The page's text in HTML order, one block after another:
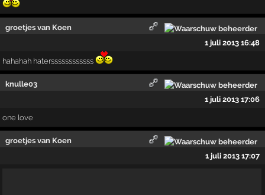
groetjes van Koen
1 juli 2013 16:48
hahahah haterssssssssssss
knulle03
1 juli 2013 17:06
one love
groetjes van Koen
1 juli 2013 17:07